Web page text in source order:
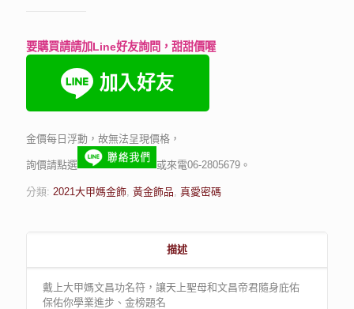
要購買請請加Line好友詢問，甜甜價喔
金價每日浮動，故無法呈現價格，
詢價請點選 或來電06-2805679。
分類: 2021大甲媽金飾 黃金飾品 真愛密碼
描述
戴上大甲媽文昌功名符，讓天上聖母和文昌帝君隨身庇佑
保佑你學業進步、金榜題名